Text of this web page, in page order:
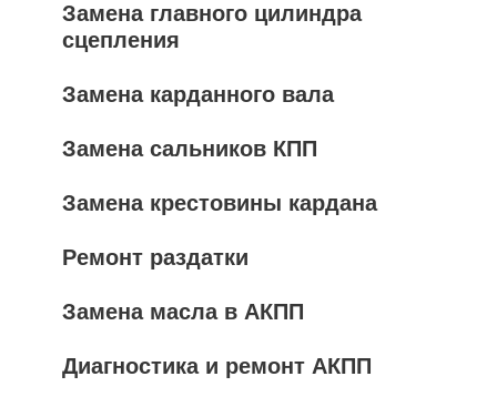
Замена главного цилиндра
сцепления
Замена карданного вала
Замена сальников КПП
Замена крестовины кардана
Ремонт раздатки
Замена масла в АКПП
Диагностика и ремонт АКПП